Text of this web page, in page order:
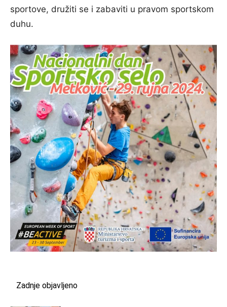
sportove, družiti se i zabaviti u pravom sportskom
duhu.
Zadnje objavljeno